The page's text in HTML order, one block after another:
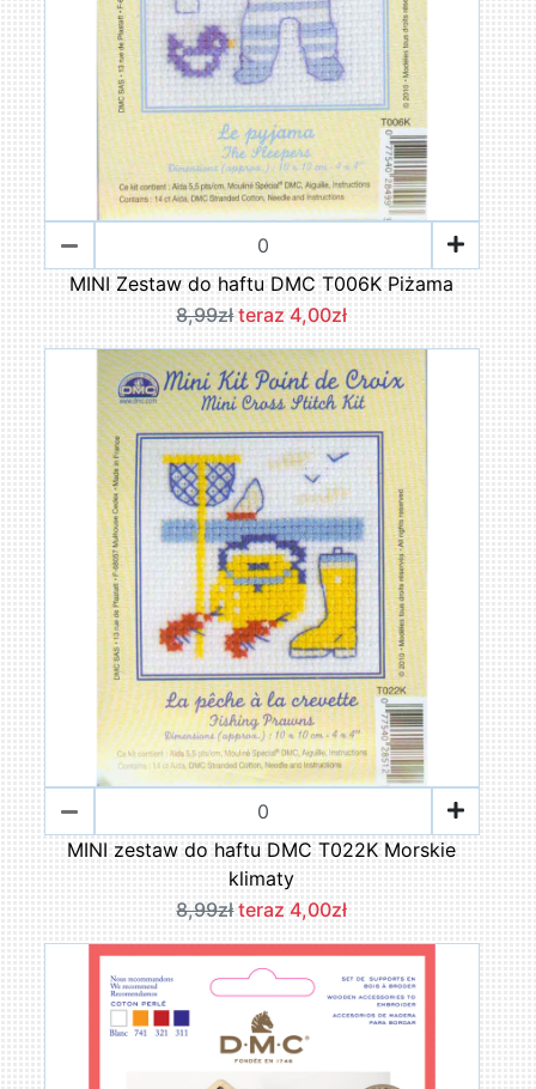
MINI Zestaw do haftu DMC T006K Piżama
8,99zł teraz 4,00zł
MINI zestaw do haftu DMC T022K Morskie
klimaty
8,99zł teraz 4,00zł